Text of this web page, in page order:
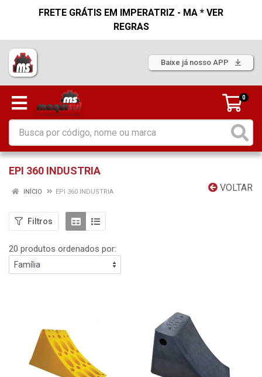
FRETE GRÁTIS EM IMPERATRIZ - MA * VER
REGRAS
Baixe já nosso APP
0
EPI 360 INDUSTRIA
VOLTAR
INÍCIO EPI 360 INDUSTRIA
Filtros
20 produtos ordenados por: